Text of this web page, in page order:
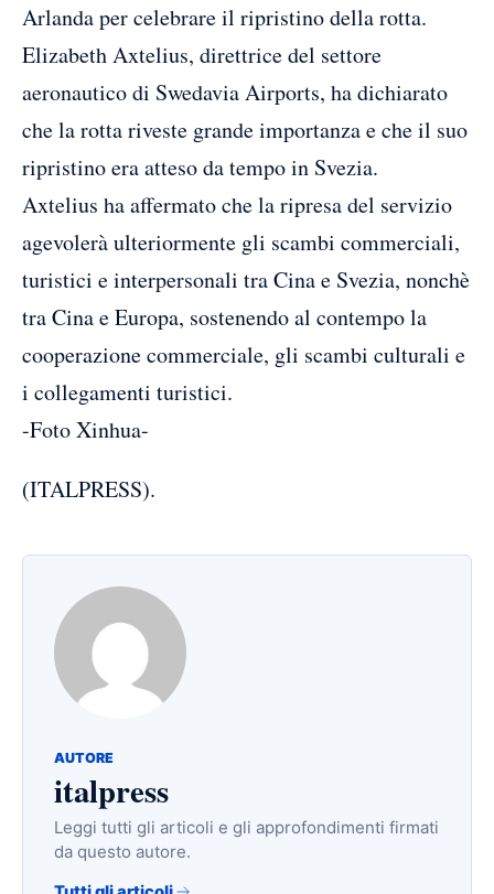
Arlanda per celebrare il ripristino della rotta.
Elizabeth Axtelius, direttrice del settore
aeronautico di Swedavia Airports, ha dichiarato
che la rotta riveste grande importanza e che il suo
ripristino era atteso da tempo in Svezia.
Axtelius ha affermato che la ripresa del servizio
agevolerà ulteriormente gli scambi commerciali,
turistici e interpersonali tra Cina e Svezia, nonchè
tra Cina e Europa, sostenendo al contempo la
cooperazione commerciale, gli scambi culturali e
i collegamenti turistici.
-Foto Xinhua-
(ITALPRESS).
AUTORE
italpress
Leggi tutti gli articoli e gli approfondimenti firmati
da questo autore.